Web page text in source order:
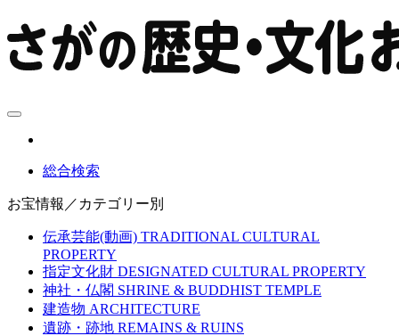
総合検索
お宝情報／カテゴリー別
伝承芸能(動画) TRADITIONAL CULTURAL
PROPERTY
指定文化財 DESIGNATED CULTURAL PROPERTY
神社・仏閣 SHRINE & BUDDHIST TEMPLE
建造物 ARCHITECTURE
遺跡・跡地 REMAINS & RUINS